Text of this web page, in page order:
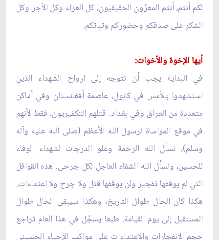
لكم أنتم، أنتم المعزّون الحقيقيون، كل العزاء وكل الأجر وكل
الشكر على صدقكم وحضوركم وثباتكم.
أيها الإخوة والأخوات:
في البداية يجب أن نتوجه إلى ارواح الشهداء الذين
استشهدوا بالأمس في كابول، عاصمة أفغانستان وفي أماكن
متعددة من العراق وفي بغداد. قتلهم التكفيريون، فقط لأنهم
في موقع المواساة لرسول الله الأعظم (صلى الله عليه وآله
وسلم)، نسأل الله الرحمة وعلو الدرجات لشهداء الوفاء
للحسين، ونسأل الله الشفاء العاجل لكل جرحى. هذه القوافل
التي لم يوقفها تفجير ولن يوقفها قتل ولا جرح ولا اعتداءات.
هكذا كان الحال طوال التاريخ، وهكذا سيبقى الحال طوال
المستقبل إلى يوم القيامة. طبعا يسجّل في هذا العام تراجع
حجم الانفجارات والاعتداءات على مواكب الإحياء الحسيني